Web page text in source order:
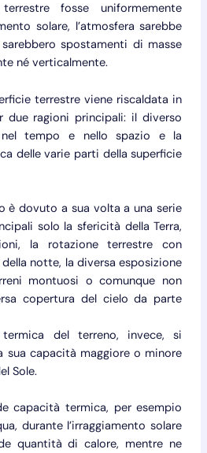
fosse uniformemente
solare, l’atmosfera sarebbe
spostamenti di masse
né verticalmente.
terrestre viene riscaldata in
ragioni principali: il diverso
nel tempo e nello spazio e la
delle varie parti della superficie
è dovuto a sua volta a una serie
solo la sfericità della Terra,
la rotazione terrestre con
della notte, la diversa esposizione
montuosi o comunque non
copertura del cielo da parte
del terreno, invece, si
sua capacità maggiore o minore
Sole.
capacità termica, per esempio
durante l’irraggiamento solare
quantità di calore, mentre ne